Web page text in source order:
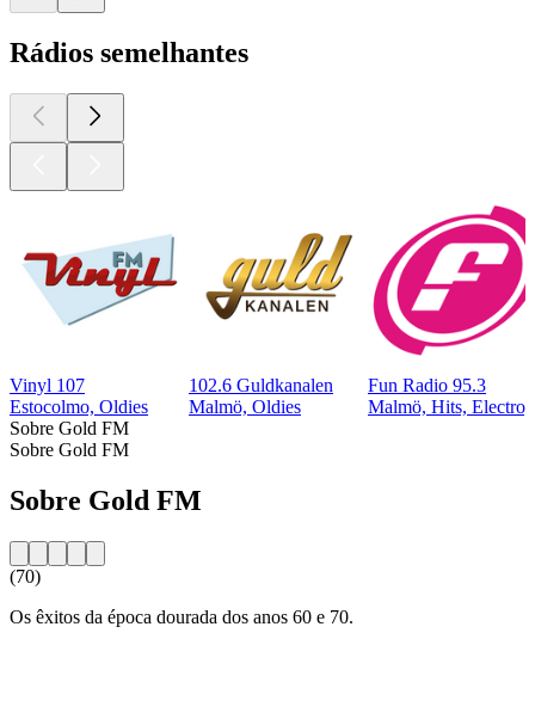
Rádios semelhantes
Vinyl 107
Estocolmo, Oldies
102.6 Guldkanalen
Malmö, Oldies
Fun Radio 95.3
Malmö, Hits, Electro,
Sobre Gold FM
Sobre Gold FM
Sobre Gold FM
(70)
Os êxitos da época dourada dos anos 60 e 70.